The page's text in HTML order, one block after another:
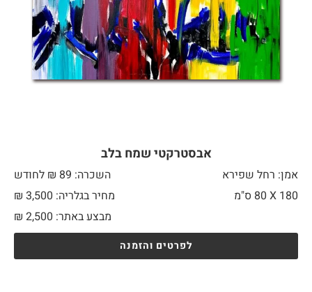
אבסטרקטי שמח בלב
אמן: רחל שפירא
השכרה: 89 ₪ לחודש
180 X
מחיר בגלריה: 3,500 ₪
מבצע באתר:
₪ 2,500
לפרטים והזמנה